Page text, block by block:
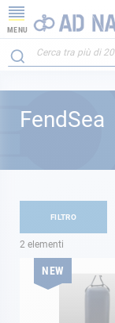
MENU
FendSea
2 elementi
NEW
FILTRO